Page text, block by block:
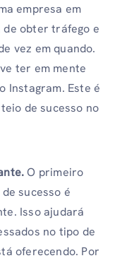
empresa em
obter tráfego e
vez em quando.
ter em mente
Instagram. Este é
de sucesso no
O primeiro
sucesso é
Isso ajudará
​​no tipo de
oferecendo. Por